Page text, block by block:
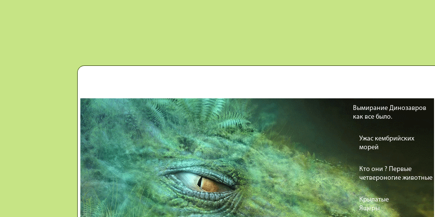
Вымирание Динозавров
как все было.
Ужас кембрийских
морей
Кто они ? Первые
четвероногие животные
Крылатые
Ящеры